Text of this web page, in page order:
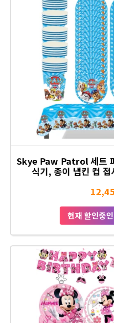
Skye Paw Patrol 세트
식기, 종이 냅킨 컵
현재 할인중